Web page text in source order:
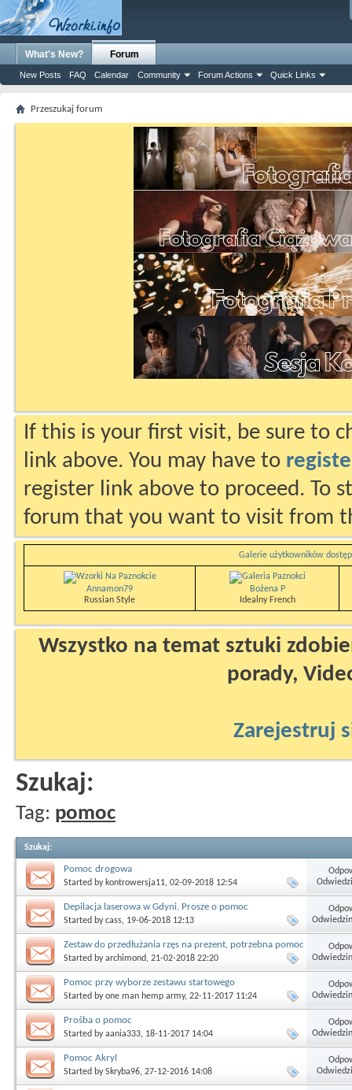
What's New? Forum
New Posts FAQ Calendar Community Forum Actions Quick Links
Przeszukaj forum
If this is your first visit, be sure to
link above. You may have to
register link above to proceed. To
forum that you want to visit from
Galerie użytkowników
Annamon79
Russian Style
Bożena P
Idealny French
Wszystko na temat sztuki
porady,
Zarejestruj
Szukaj:
Tag: pomoc
Szukaj:
Pomoc drogowa
Started by kontrowersja11, 02-09-2018 12:54
Depilacja laserowa w Gdyni. Prosze o pomoc
Started bycass, 19-06-2018 12:13
Zestaw do przedłużania rzęs na prezent, potrzebna pomoc
Started byarchimond, 21-02-2018 22:20
Pomoc przy wyborze zestawu startowego
Started byone man hemp army, 22-11-2017 11:24
Prośba o pomoc
Started byaania333, 18-11-2017 14:04
Pomoc Akryl
Started bySkryba96, 27-12-2016 14:08